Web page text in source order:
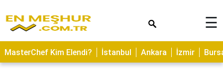
ASTROLOJİ
SAĞLIK
☰
MasterChef Kim Elendi? İstanbul Ankara İzmir